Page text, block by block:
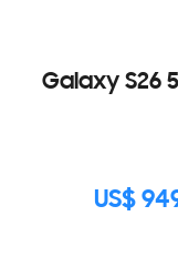
Galaxy S26
US$